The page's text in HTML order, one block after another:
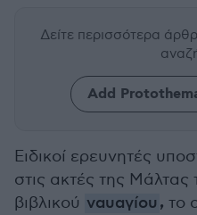
Δείτε περισσότερα
Add
Ειδικοί ερευνητές
στις ακτές της
βιβλικού ναυαγίου , το